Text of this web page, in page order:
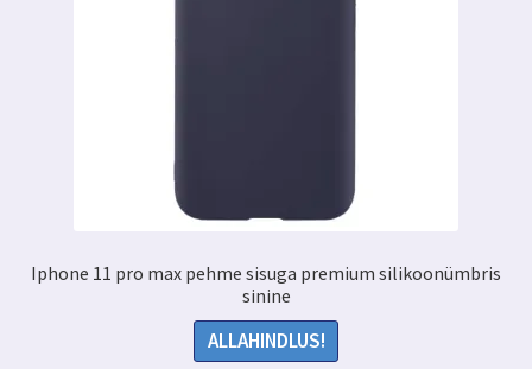
Iphone 11 pro max pehme sisuga premium silikoonümbris
sinine
ALLAHINDLUS!